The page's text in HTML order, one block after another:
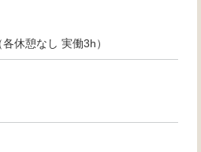
休憩なし 実働3h）